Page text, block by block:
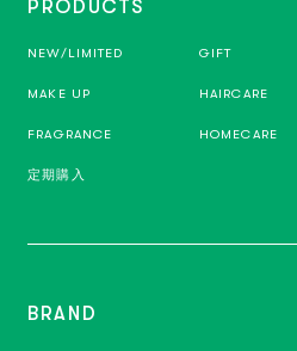
PRODUCTS
NEW/LIMITED GIFT
MAKE UP HAIRCARE
FRAGRANCE HOMECARE
定期購入
BRAND